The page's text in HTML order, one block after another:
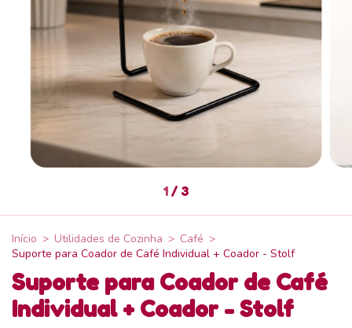
1 / 3
Início > Utilidades de Cozinha > Café >
Suporte para Coador de Café Individual + Coador - Stolf
Suporte para Coador de Café
Individual + Coador - Stolf